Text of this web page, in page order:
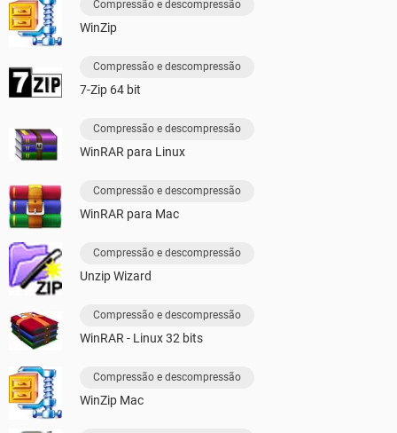
Compressão e descompressão
WinZip
Compressão e descompressão
7-Zip 64 bit
Compressão e descompressão
WinRAR para Linux
Compressão e descompressão
WinRAR para Mac
Compressão e descompressão
Unzip Wizard
Compressão e descompressão
WinRAR - Linux 32 bits
Compressão e descompressão
WinZip Mac